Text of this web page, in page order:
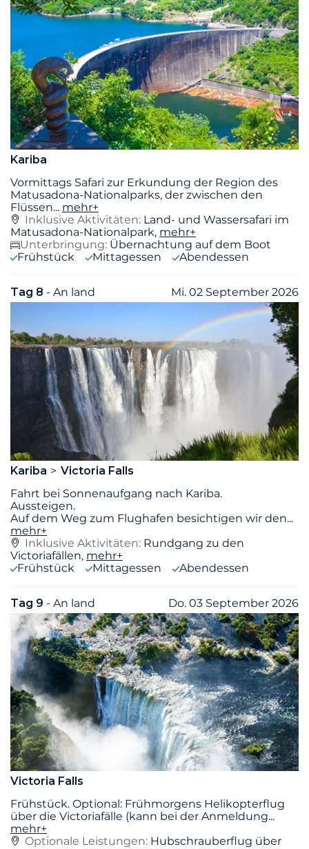
Kariba
Vormittags Safari zur Erkundung der Region des
Matusadona-Nationalparks, der zwischen den
Flüssen... mehr+
Inklusive Aktivitäten: Land- und Wassersafari im
Matusadona-Nationalpark, mehr+
Unterbringung: Übernachtung auf dem Boot
Frühstück
Mittagessen Abendessen
Tag 8 - An land Mi. 02 September 2026
Kariba
Victoria Falls
Fahrt bei Sonnenaufgang nach Kariba.
Aussteigen.
Auf dem Weg zum Flughafen besichtigen wir den...
mehr+
Inklusive Aktivitäten: Rundgang zu den
Victoriafällen, mehr+
Frühstück
Mittagessen Abendessen
Tag 9 - An land Do. 03 September 2026
Victoria Falls
Frühstück. Optional: Frühmorgens Helikopterflug
über die Victoriafälle (kann bei der Anmeldung...
mehr+
Optionale Leistungen: Hubschrauberflug über